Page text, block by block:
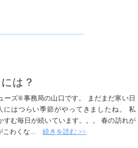
は？
ーズ®️事務局の山口です。 まだまだ寒い日
にはつらい季節がやってきましたね。 私
すむ毎日が続いています。。。 春の訪れが
こわくな...続きを読む >>